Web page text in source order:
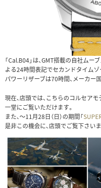
「Cal.B04」は、GMT搭載の自社ム
よる24時間表記でセカンドタイム
パワーリザーブは70時間、メーカー
現在、店頭では、こちらのコルセア
一堂にご覧いただけます。
また、～11月28日（日）の期間「
是非この機会に、店頭でご覧下さいま